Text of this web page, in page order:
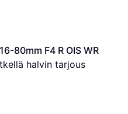
80mm F4 R OIS WR
halvin tarjous